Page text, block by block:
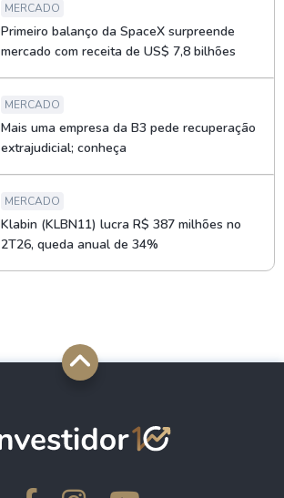
MERCADO
Primeiro balanço da SpaceX surpreende
mercado com receita de US$ 7,8 bilhões
MERCADO
Mais uma empresa da B3 pede recuperação
extrajudicial; conheça
MERCADO
Klabin (KLBN11) lucra R$ 387 milhões no
2T26, queda anual de 34%